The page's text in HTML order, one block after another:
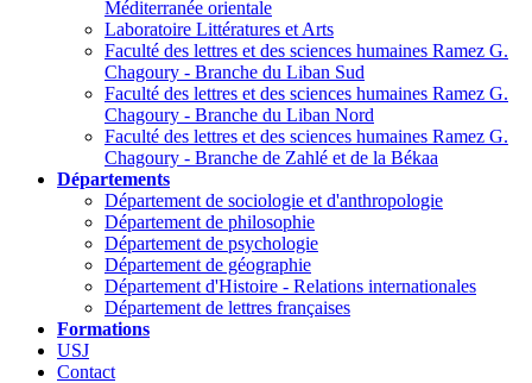
Méditerranée orientale
Laboratoire Littératures et Arts
Faculté des lettres et des sciences humaines Ramez G.
Chagoury - Branche du Liban Sud
Faculté des lettres et des sciences humaines Ramez G.
Chagoury - Branche du Liban Nord
Faculté des lettres et des sciences humaines Ramez G.
Chagoury - Branche de Zahlé et de la Békaa
Départements
Département de sociologie et d'anthropologie
Département de philosophie
Département de psychologie
Département de géographie
Département d'Histoire - Relations internationales
Département de lettres françaises
Formations
USJ
Contact